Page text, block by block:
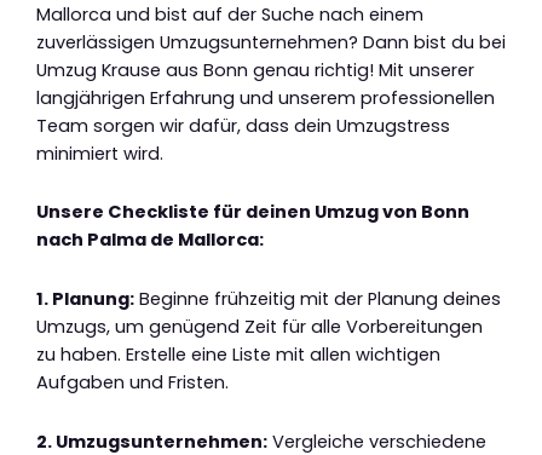
Mallorca und bist auf der Suche nach einem
zuverlässigen Umzugsunternehmen? Dann bist du bei
Umzug Krause aus Bonn genau richtig! Mit unserer
langjährigen Erfahrung und unserem professionellen
Team sorgen wir dafür, dass dein Umzugstress
minimiert wird.
Unsere Checkliste für deinen Umzug von Bonn
nach Palma de Mallorca:
1. Planung: Beginne frühzeitig mit der Planung deines
Umzugs, um genügend Zeit für alle Vorbereitungen
zu haben. Erstelle eine Liste mit allen wichtigen
Aufgaben und Fristen.
2. Umzugsunternehmen: Vergleiche verschiedene